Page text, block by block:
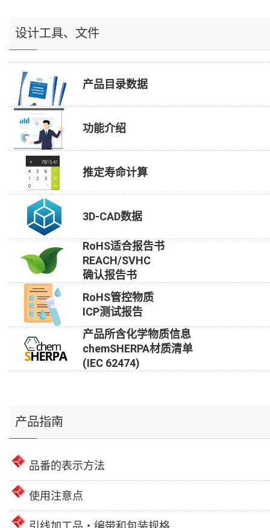
设计工具、文件
产品目录数据
功能介绍
推定寿命计算
3D-CAD数据
RoHS适合报告书
REACH/SVHC
确认报告书
RoHS管控物质
ICP测试报告
产品所含化学物质信息
chemSHERPA材质清单
(IEC 62474)
产品指南
品番的表示方法
使用注意点